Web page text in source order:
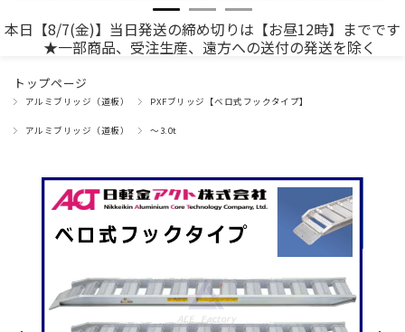
本日【8/7(金)】当日発送の締め切りは【お昼12時】までです
★一部商品、受注生産、遠方への送付の発送を除く
トップページ
アルミブリッジ（道板） PXFブリッジ【ベロ式フックタイプ】
アルミブリッジ（道板） ～3.0t